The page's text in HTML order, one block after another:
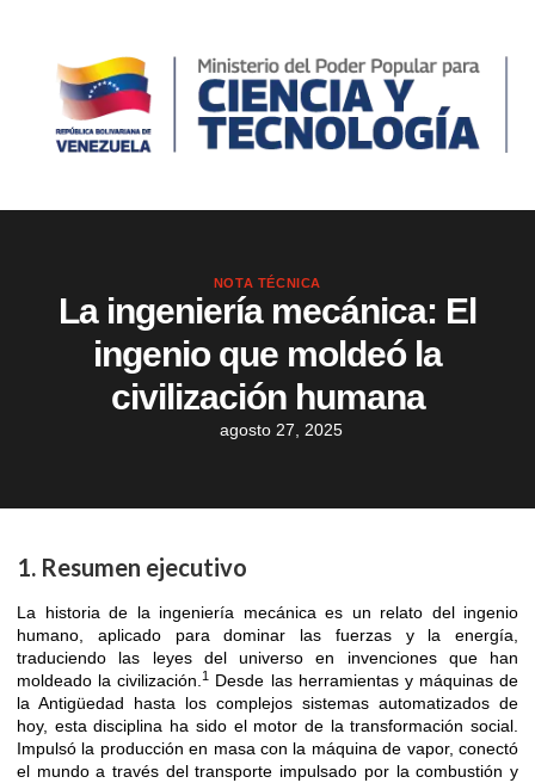
NOTA TÉCNICA
La ingeniería mecánica: El
ingenio que moldeó la
civilización humana
agosto 27, 2025
1. Resumen ejecutivo
La historia de la ingeniería mecánica es un relato del ingenio
humano, aplicado para dominar las fuerzas y la energía,
traduciendo las leyes del universo en invenciones que han
moldeado la civilización.1
Desde las herramientas y máquinas de
la Antigüedad hasta los complejos sistemas automatizados de
hoy, esta disciplina ha sido el motor de la transformación social.
Impulsó la producción en masa con la máquina de vapor, conectó
el mundo a través del transporte impulsado por la combustión y